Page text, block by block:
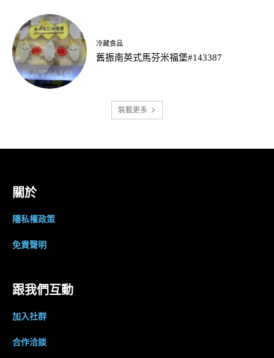
冷藏食品
舊振南英式馬芬米福堡#143387
裝載更多
關於
隱私權政策
免責聲明
跟我們互動
加入社群
合作洽談